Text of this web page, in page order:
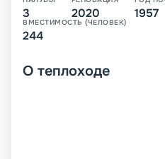
3 2020 1957
ВМЕСТИМОСТЬ (ЧЕЛОВЕК)
244
О теплоходе